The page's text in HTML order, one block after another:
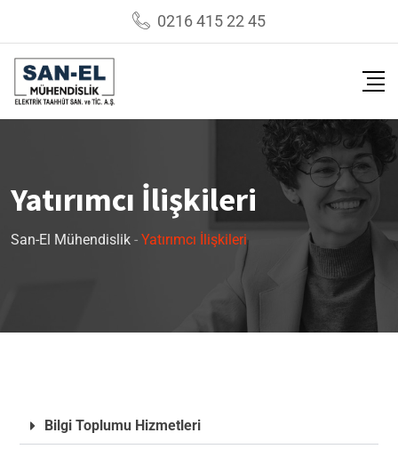
0216 415 22 45
Yatırımcı İlişkileri
San-El Mühendislik - Yatırımcı İlişkileri
Bilgi Toplumu Hizmetleri